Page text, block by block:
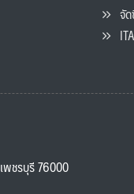
จัด
ITA
พชรบุรี 76000